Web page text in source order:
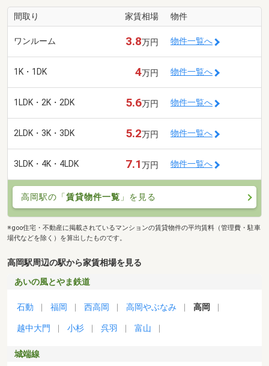
間取り 家賃相場 物件
ワンルーム 3.8万円 物件一覧へ
1K・1DK 4万円 物件一覧へ
1LDK・2K・2DK 5.6万円 物件一覧へ
2LDK・3K・3DK 5.2万円 物件一覧へ
3LDK・4K・4LDK 7.1万円 物件一覧へ
高岡駅の「賃貸物件一覧 」を見る
※goo住宅・不動産に掲載されているマンションの賃貸物件の平均賃料（管理費・駐車
場代などを除く）を算出したものです。
高岡駅周辺の駅から家賃相場を見る
あいの風とやま鉄道
石動 福岡 西高岡 高岡やぶなみ 高岡
越中大門 小杉 呉羽 富山
城端線